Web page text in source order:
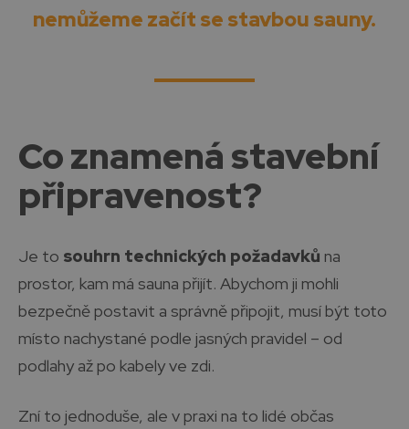
nemůžeme začít se stavbou sauny.
Co znamená stavební
připravenost?
Je to souhrn technických požadavků na
prostor, kam má sauna přijít. Abychom ji mohli
bezpečně postavit a správně připojit, musí být toto
místo nachystané podle jasných pravidel – od
podlahy až po kabely ve zdi.
Zní to jednoduše, ale v praxi na to lidé občas